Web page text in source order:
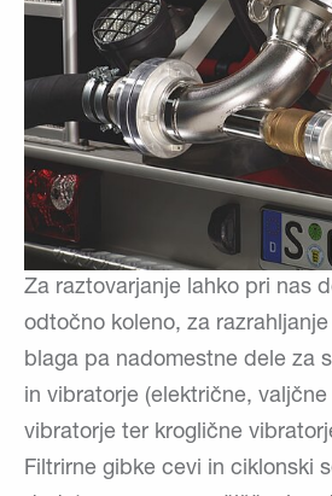
Za raztovarjanje lahko pri nas
odtočno koleno, za
blaga pa nadomestne dele za
in vibratorje (električne,
vibratorje ter kroglične
Filtrirne gibke cevi in ciklonski